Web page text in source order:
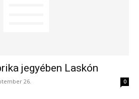
jegyében Laskón
26. 0